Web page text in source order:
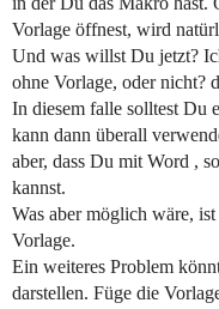
Vorlage öffnest, wird
Und was willst Du jetzt?
ohne Vorlage, oder nicht?
In diesem falle solltest Du
kann dann überall
aber, dass Du mit Word ,
kannst.
Was aber möglich wäre,
Vorlage.
Ein weiteres Problem
darstellen. Füge die